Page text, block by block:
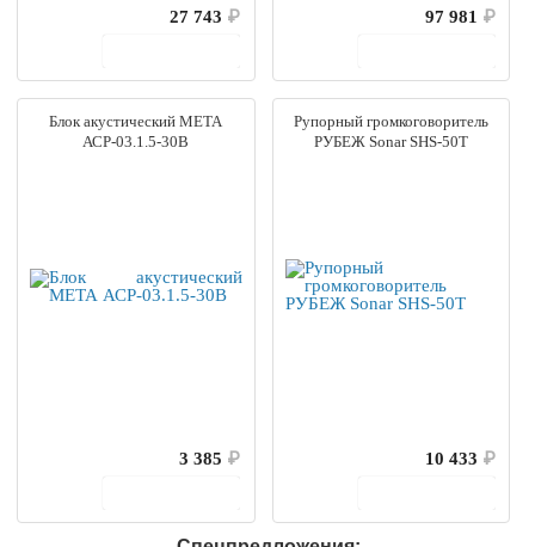
27 743 ₽
97 981 ₽
Блок акустический МЕТА
АСР-03.1.5-30В
3 385 ₽
Рупорный громкоговоритель
РУБЕЖ Sonar SHS-50T
10 433 ₽